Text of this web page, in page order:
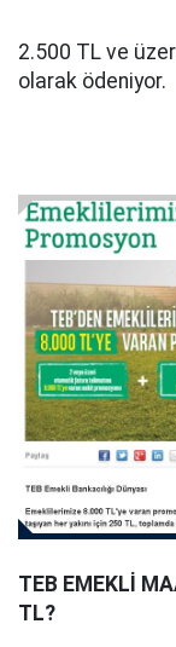
2.500 TL ve
olarak ödeniyor.
TEB EMEKLİ
TL?